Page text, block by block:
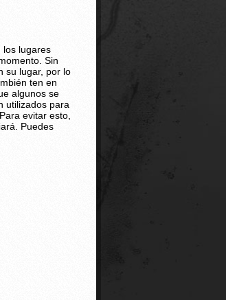
los lugares
Sin
su lugar, por lo
ten en
algunos se
utilizados para
evitar esto,
Puedes